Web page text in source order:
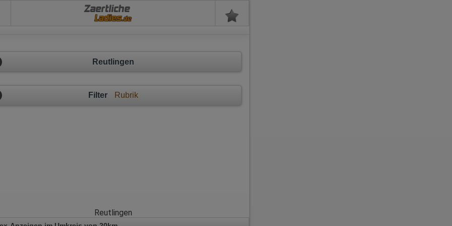
Zaertliche
Reutlingen
Filter Rubrik
Reutlingen